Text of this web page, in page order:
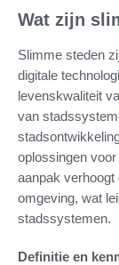
Wat zijn
Slimme steden
digitale
levenskwaliteit
van
oplossingen
aanpak
omgeving, wat
stadssystemen.
Definitie en